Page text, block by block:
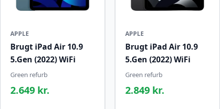
APPLE
Brugt iPad Air 10.9
5.Gen (2022) WiFi
Green refurb
2.649 kr.
APPLE
Brugt iPad Air 10.9
5.Gen (2022) WiFi
Green refurb
2.849 kr.